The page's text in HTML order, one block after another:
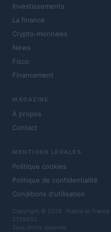
Investissements
La finance
Crypto-monnaies
News
Fisco
Financement
MAGAZINE
À propos
Contact
MENTIONS LÉGALES
Politique cookies
Politique de confidentialité
Conditions d'utilisation
Copyright © 2026 · Publié en
2729933
Tous droits réservés